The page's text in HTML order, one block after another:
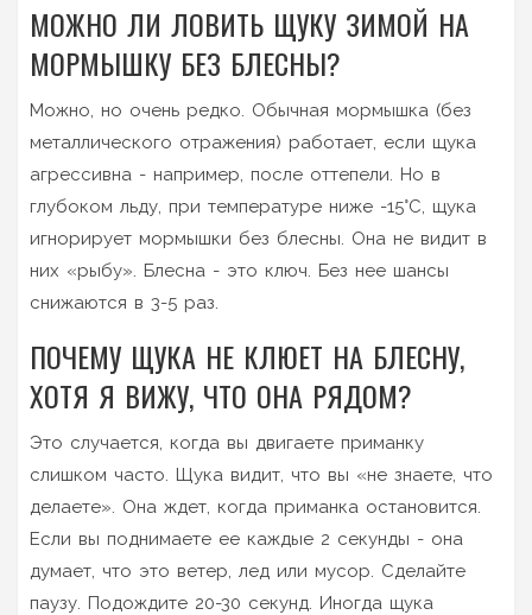
МОЖНО ЛИ ЛОВИТЬ ЩУКУ ЗИМОЙ НА
МОРМЫШКУ БЕЗ БЛЕСНЫ?
Можно, но очень редко. Обычная мормышка (без
металлического отражения) работает, если щука
агрессивна - например, после оттепели. Но в
глубоком льду, при температуре ниже -15°C, щука
игнорирует мормышки без блесны. Она не видит в
них «рыбу». Блесна - это ключ. Без нее шансы
снижаются в 3-5 раз.
ПОЧЕМУ ЩУКА НЕ КЛЮЕТ НА БЛЕСНУ,
ХОТЯ Я ВИЖУ, ЧТО ОНА РЯДОМ?
Это случается, когда вы двигаете приманку
слишком часто. Щука видит, что вы «не знаете, что
делаете». Она ждет, когда приманка остановится.
Если вы поднимаете ее каждые 2 секунды - она
думает, что это ветер, лед или мусор. Сделайте
паузу. Подождите 20-30 секунд. Иногда щука